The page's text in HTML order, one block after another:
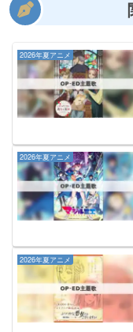
2026年夏アニメ
2026年夏アニメ
2026年夏アニメ